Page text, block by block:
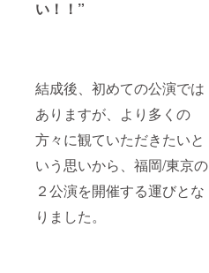
い！！”
結成後、初めての公演では
ありますが、より多くの
方々に観ていただきたいと
いう思いから、福岡/東京の
２公演を開催する運びとな
りました。